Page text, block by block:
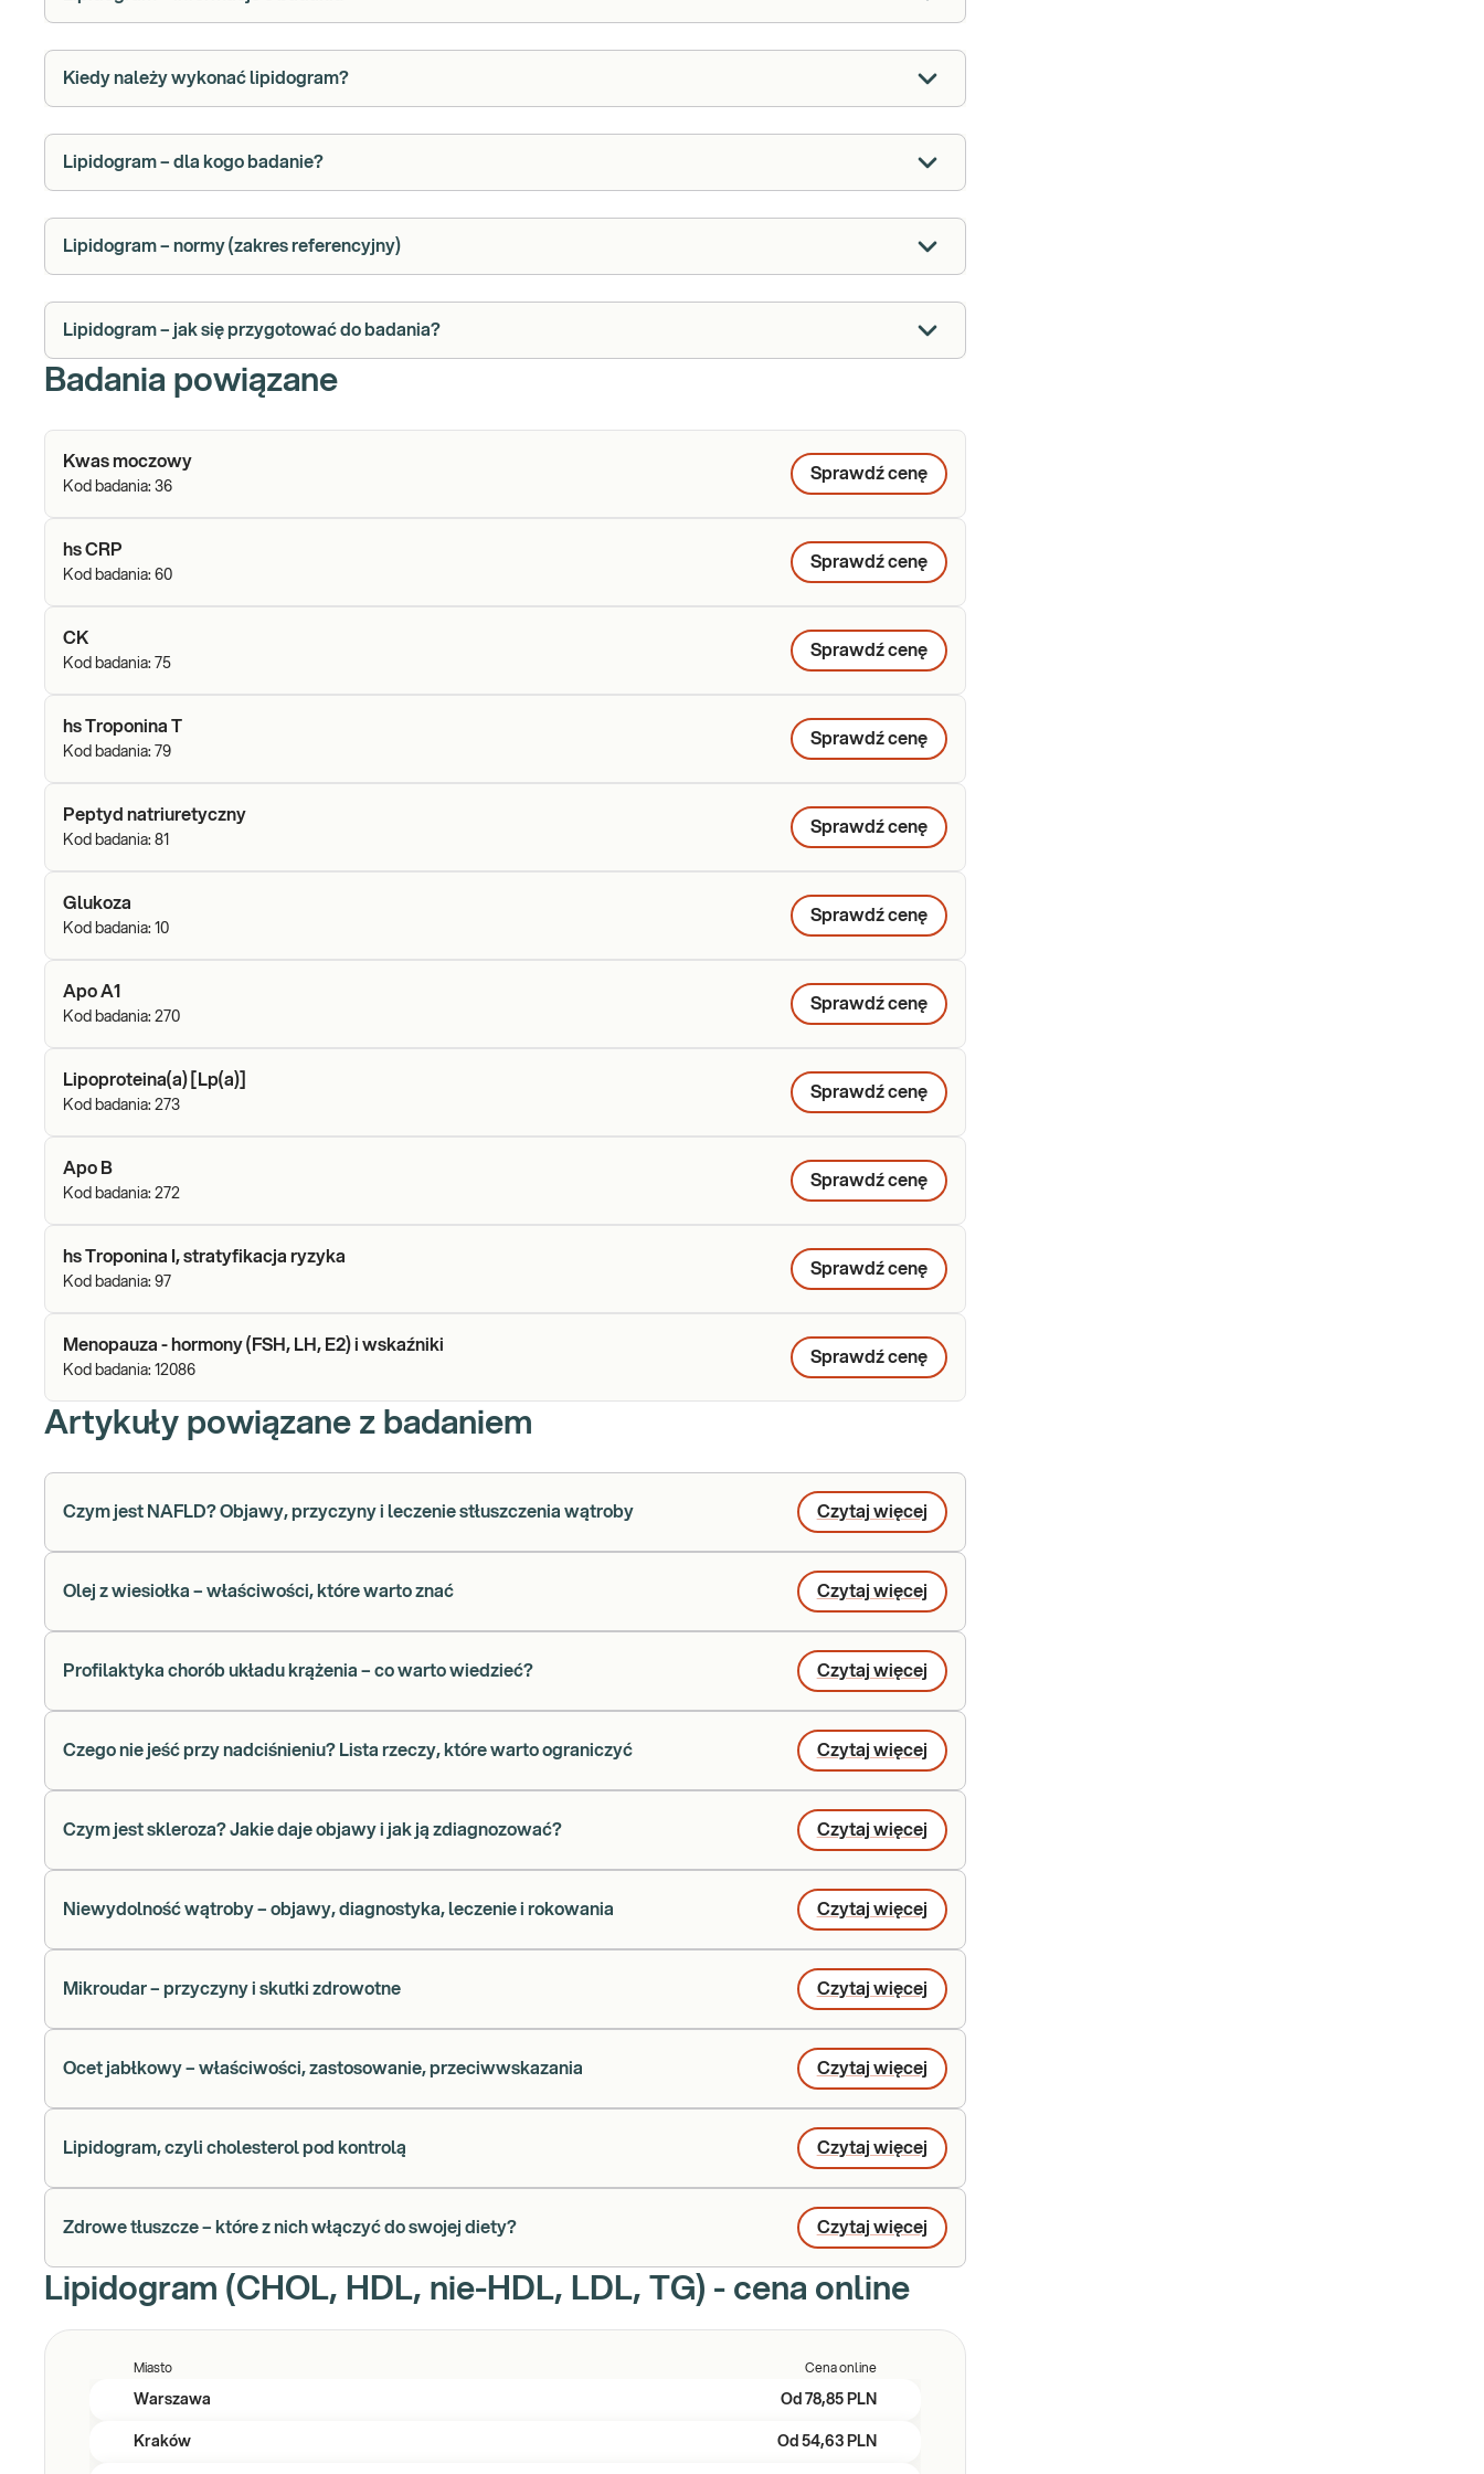
Kiedy należy wykonać lipidogram?
Lipidogram – dla kogo badanie?
Lipidogram – normy (zakres referencyjny)
Lipidogram – jak się przygotować do badania?
Badania powiązane
Kwas moczowy
Kod badania: 36
Sprawdź cenę
hs CRP
Kod badania: 60
Sprawdź cenę
CK
Kod badania: 75
Sprawdź cenę
hs Troponina T
Kod badania: 79
Sprawdź cenę
Peptyd natriuretyczny
Kod badania: 81
Sprawdź cenę
Glukoza
Kod badania: 10
Sprawdź cenę
Apo A1
Kod badania: 270
Sprawdź cenę
Lipoproteina(a) [Lp(a)]
Kod badania: 273
Sprawdź cenę
Apo B
Kod badania: 272
Sprawdź cenę
hs Troponina I, stratyfikacja ryzyka
Kod badania: 97
Sprawdź cenę
Menopauza - hormony (FSH, LH, E2) i wskaźniki
Kod badania: 12086
Sprawdź cenę
Artykuły powiązane z badaniem
Czym jest NAFLD? Objawy, przyczyny i leczenie stłuszczenia wątroby Czytaj więcej
Olej z wiesiołka – właściwości, które warto znać Czytaj więcej
Profilaktyka chorób układu krążenia – co warto wiedzieć? Czytaj więcej
Czego nie jeść przy nadciśnieniu? Lista rzeczy, które warto ograniczyć Czytaj więcej
Czym jest skleroza? Jakie daje objawy i jak ją zdiagnozować? Czytaj więcej
Niewydolność wątroby – objawy, diagnostyka, leczenie i rokowania Czytaj więcej
Mikroudar – przyczyny i skutki zdrowotne Czytaj więcej
Ocet jabłkowy – właściwości, zastosowanie, przeciwwskazania Czytaj więcej
Lipidogram, czyli cholesterol pod kontrolą Czytaj więcej
Zdrowe tłuszcze – które z nich włączyć do swojej diety? Czytaj więcej
Lipidogram (CHOL, HDL, nie-HDL, LDL, TG) - cena online
Miasto Cena online
Warszawa Od 78,85 PLN
Kraków Od 54,63 PLN